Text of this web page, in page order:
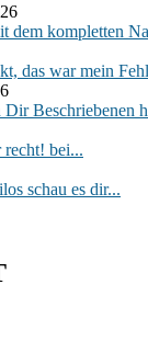
dem kompletten
das war mein
Beschriebenen
bei...
schau es dir...